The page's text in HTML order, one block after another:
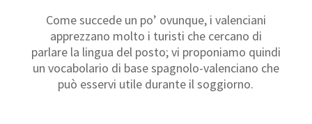
Come succede un po’ ovunque, i valenciani
apprezzano molto i turisti che cercano di
parlare la lingua del posto; vi proponiamo quindi
un vocabolario di base spagnolo-valenciano che
può esservi utile durante il soggiorno.